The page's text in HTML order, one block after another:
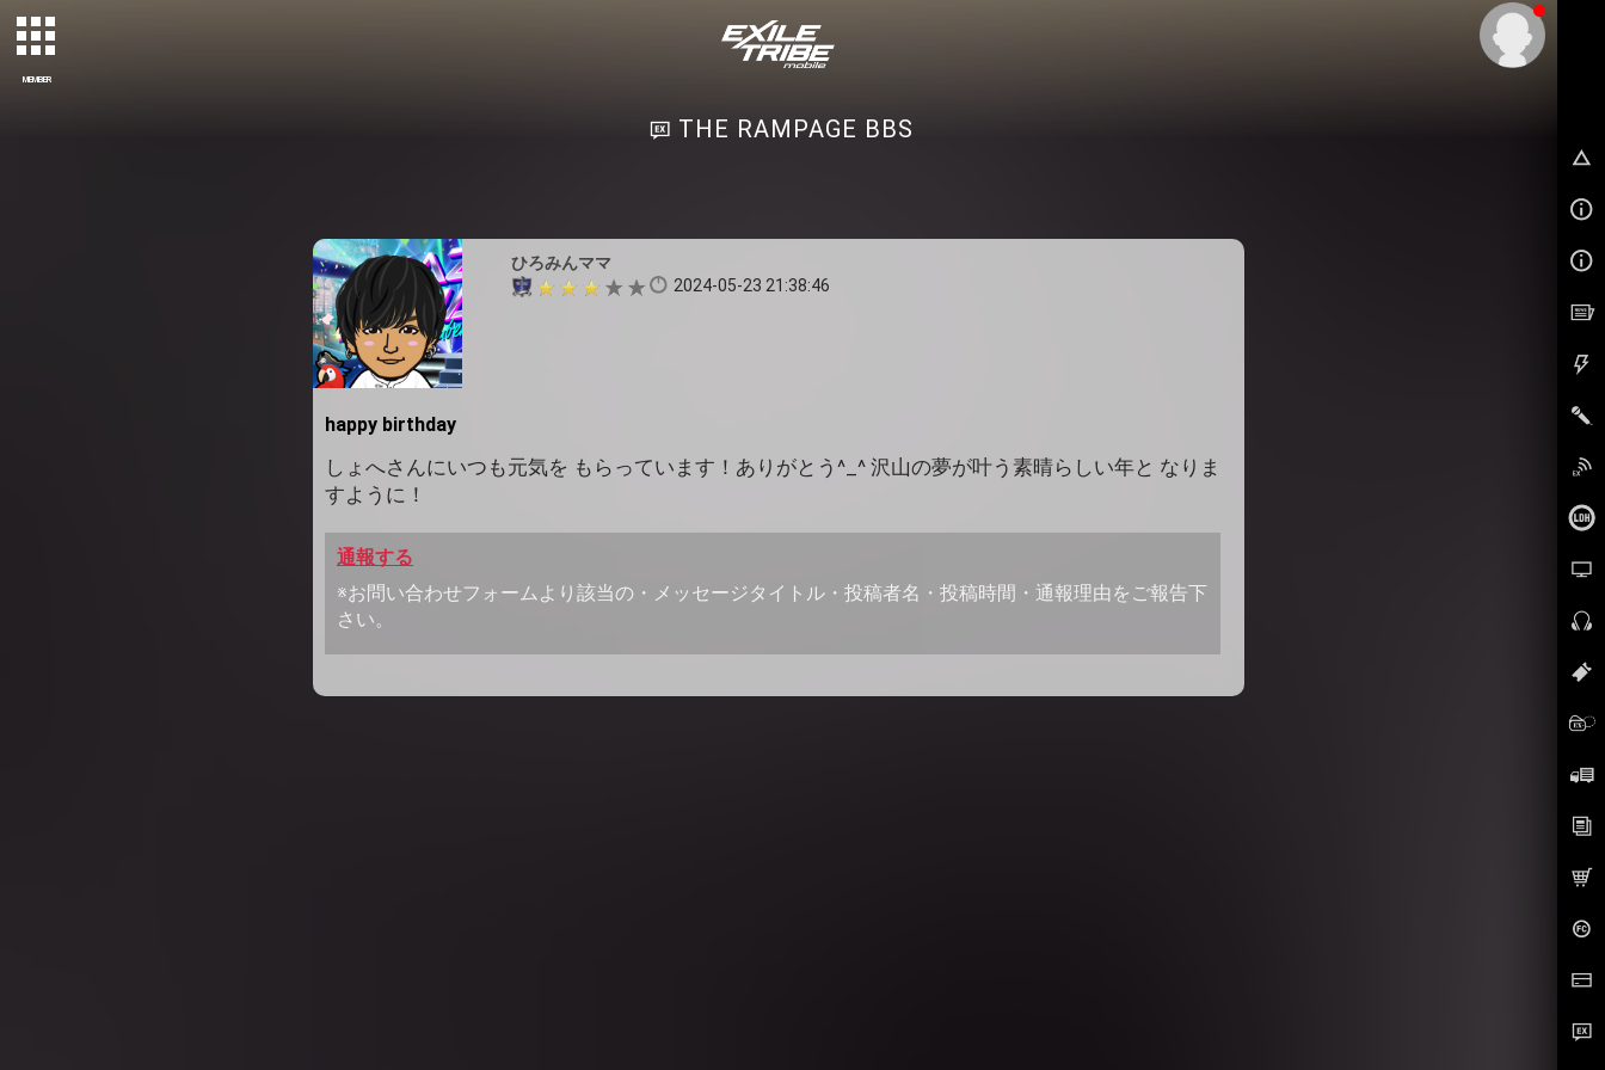
MEMBER
THE RAMPAGE BBS
ひろみんママ
2024-05-23 21:38:46
happy birthday
しょへさんにいつも元気を もらっています！ありがとう^_^ 沢山の夢が叶う素晴らしい年と なりま
すように！
通報する
※お問い合わせフォームより該当の・メッセージタイトル・投稿者名・投稿時間・通報理由をご報告下
さい。